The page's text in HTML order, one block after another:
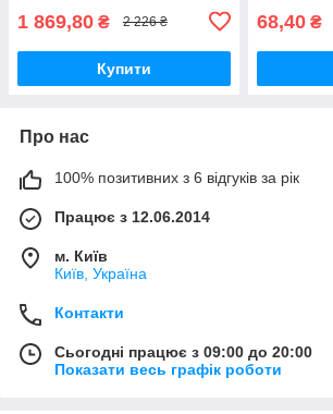
1 869,80 ₴ 2 226 ₴
Купити
68,40 ₴
Про нас
100% позитивних з 6 відгуків за рік
Працює з 12.06.2014
м. Київ
Київ, Україна
Контакти
Сьогодні працює з 09:00 до 20:00
Показати весь графік роботи